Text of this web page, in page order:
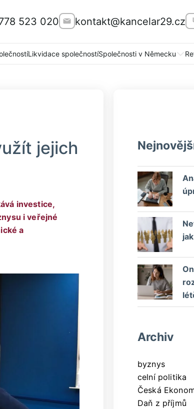
523 020 kontakt@kancelar29.cz
Likvidace společnostíSpolečnosti v Německu
jejich
investice,
i veřejné
a
Archiv
byznys
celní politika
Česká
Daň z příjmů